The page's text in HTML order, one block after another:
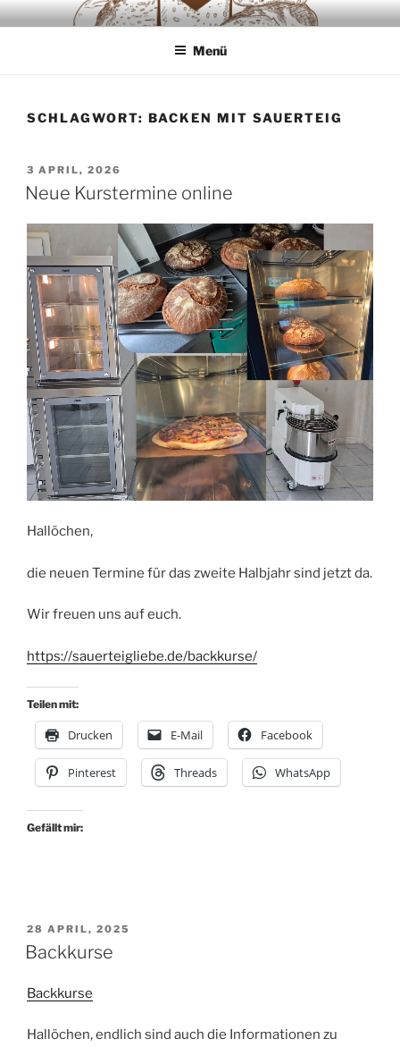
Zum
InhaltSAUERTEIGLIEBE
Backwaren ausschliesslich aus Sauerteig
Menü
SCHLAGWORT: BACKEN MIT SAUERTEIG
VERÖFFENTLICHT
AM
3 APRIL, 2026
Neue Kurstermine online
Hallöchen,
die neuen Termine für das zweite Halbjahr sind jetzt da.
Wir freuen uns auf euch.
https://sauerteigliebe.de/backkurse/
Teilen mit:
Drucken E-Mail Facebook
Pinterest Threads WhatsApp
Gefällt mir:
VERÖFFENTLICHT
AM
28 APRIL, 2025
Backkurse
Backkurse
Hallöchen, endlich sind auch die Informationen zu